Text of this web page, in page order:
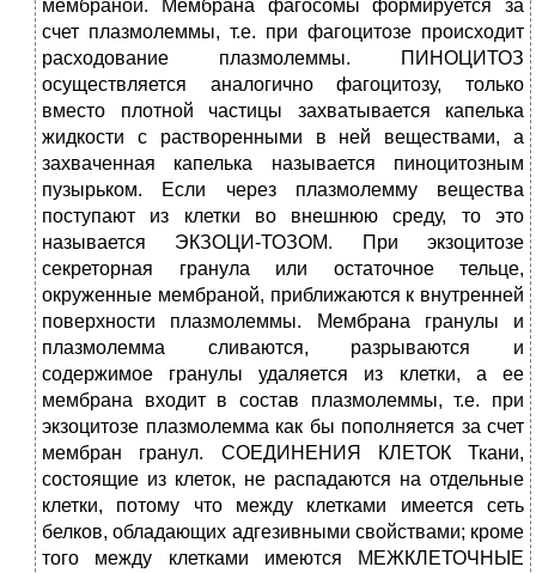
мембраной. Мембрана фагосомы формируется за
счет плазмолеммы, т.е. при фагоцитозе происходит
расходование плазмолеммы. ПИНОЦИТОЗ
осуществляется аналогично фагоцитозу, только
вместо плотной частицы захватывается капелька
жидкости с растворенными в ней веществами, а
захваченная капелька называется пиноцитозным
пузырьком. Если через плазмолемму вещества
поступают из клетки во внешнюю среду, то это
называется ЭКЗОЦИ-ТОЗОМ. При экзоцитозе
секреторная гранула или остаточное тельце,
окруженные мембраной, приближаются к внутренней
поверхности плазмолеммы. Мембрана гранулы и
плазмолемма сливаются, разрываются и
содержимое гранулы удаляется из клетки, а ее
мембрана входит в состав плазмолеммы, т.е. при
экзоцитозе плазмолемма как бы пополняется за счет
мембран гранул. СОЕДИНЕНИЯ КЛЕТОК Ткани,
состоящие из клеток, не распадаются на отдельные
клетки, потому что между клетками имеется сеть
белков, обладающих адгезивными свойствами; кроме
того между клетками имеются МЕЖКЛЕТОЧНЫЕ